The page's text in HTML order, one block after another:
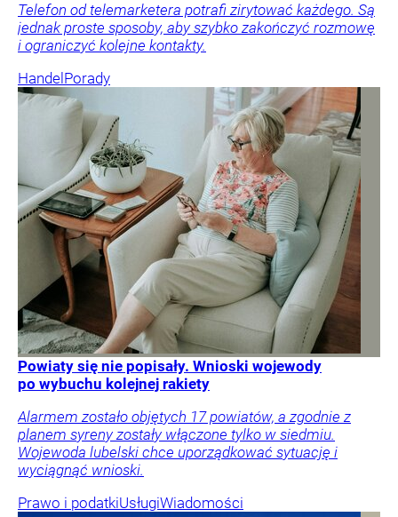
Telefon od telemarketera potrafi zirytować każdego. Są
jednak proste sposoby, aby szybko zakończyć rozmowę
i ograniczyć kolejne kontakty.
Handel Porady
Powiaty się nie popisały. Wnioski wojewody
po wybuchu kolejnej rakiety
Alarmem zostało objętych 17 powiatów, a zgodnie z
planem syreny zostały włączone tylko w siedmiu.
Wojewoda lubelski chce uporządkować sytuację i
wyciągnąć wnioski.
Prawo i podatkiUsługiWiadomości